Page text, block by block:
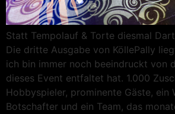
Statt Tempolauf & Torte diesmal
Die dritte Ausgabe von KöllePally
ich bin immer noch beeindruckt von
dieses Event entfaltet hat. 1.000
Hobbyspieler, prominente Gäste, ein
Botschafter und ein Team, das